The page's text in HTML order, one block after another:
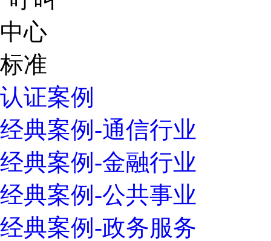
认证案例
经典案例-通信行业
经典案例-金融行业
经典案例-公共事业
经典案例-政务服务